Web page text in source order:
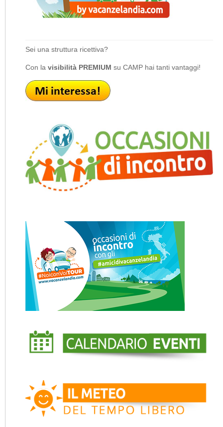
Sei una struttura ricettiva?
Con la visibilità PREMIUM su CAMP hai tanti vantaggi!